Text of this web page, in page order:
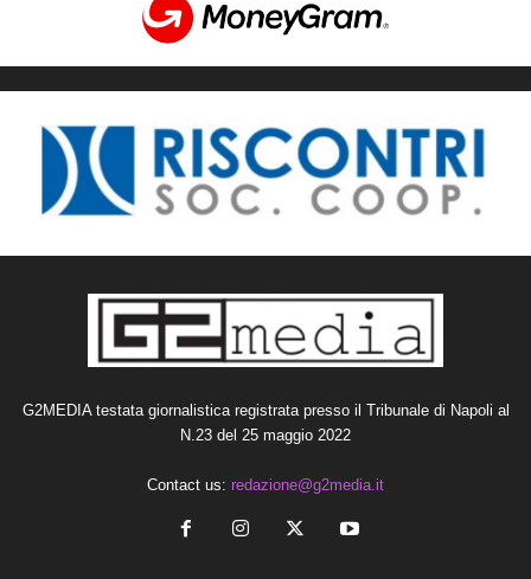
G2MEDIA testata giornalistica registrata presso il Tribunale di Napoli al
N.23 del 25 maggio 2022
Contact us: redazione@g2media.it